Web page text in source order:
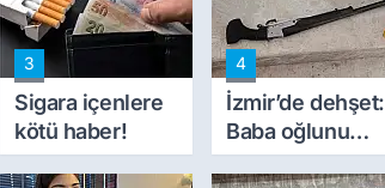
peynircilerimizi
de kıskaca aldı,
müdahale ettik'
3
Sigara içenlere
kötü haber!
4
İzmir’de dehşet:
Baba oğlunu
vurdu